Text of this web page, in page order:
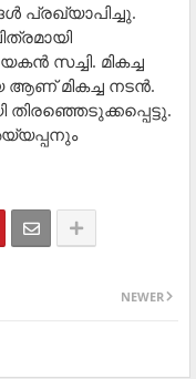
പ്രഖ്യാപിച്ചു.
സച്ചി. മികച്ച
മികച്ച നടൻ.
NEWER